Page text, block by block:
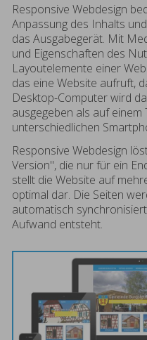
Responsive Webdesign
Anpassung des Inhalts
das Ausgabegerät. Mit
und Eigenschaften des
Layoutelemente einer
das eine Website aufruft,
Desktop-Computer wird
ausgegeben als auf
unterschiedlichen
Responsive Webdesign
Version", die nur für ein
stellt die Website auf
optimal dar. Die Seiten
automatisch
Aufwand entsteht.